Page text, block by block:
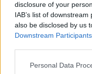
disclosure of your
IAB’s list of
also be disclosed by us
Downstream Participants
Personal Data